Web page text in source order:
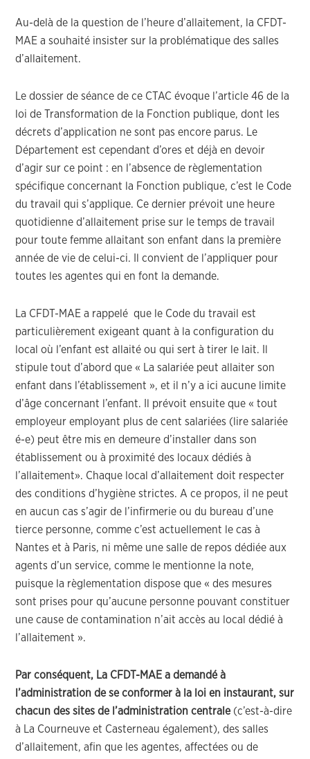
Au-delà de la question de l’heure d’allaitement, la CFDT-
MAE a souhaité insister sur la problématique des salles
d’allaitement.
Le dossier de séance de ce CTAC évoque l’article 46 de la
loi de Transformation de la Fonction publique, dont les
décrets d’application ne sont pas encore parus. Le
Département est cependant d’ores et déjà en devoir
d’agir sur ce point : en l’absence de règlementation
spécifique concernant la Fonction publique, c’est le Code
du travail qui s’applique. Ce dernier prévoit une heure
quotidienne d’allaitement prise sur le temps de travail
pour toute femme allaitant son enfant dans la première
année de vie de celui-ci. Il convient de l’appliquer pour
toutes les agentes qui en font la demande.
La CFDT-MAE a rappelé que le Code du travail est
particulièrement exigeant quant à la configuration du
local où l’enfant est allaité ou qui sert à tirer le lait. Il
stipule tout d’abord que « La salariée peut allaiter son
enfant dans l’établissement », et il n’y a ici aucune limite
d’âge concernant l’enfant. Il prévoit ensuite que « tout
employeur employant plus de cent salariées (lire salariée
é-e) peut être mis en demeure d’installer dans son
établissement ou à proximité des locaux dédiés à
l’allaitement». Chaque local d’allaitement doit respecter
des conditions d’hygiène strictes. A ce propos, il ne peut
en aucun cas s’agir de l’infirmerie ou du bureau d’une
tierce personne, comme c’est actuellement le cas à
Nantes et à Paris, ni même une salle de repos dédiée aux
agents d’un service, comme le mentionne la note,
puisque la règlementation dispose que « des mesures
sont prises pour qu’aucune personne pouvant constituer
une cause de contamination n’ait accès au local dédié à
l’allaitement ».
Par conséquent, La CFDT-MAE a demandé à
l’administration de se conformer à la loi en instaurant, sur
chacun des sites de l’administration centrale(c’est-à-dire
à La Courneuve et Casterneau également), des salles
d’allaitement, afin que les agentes, affectées ou de